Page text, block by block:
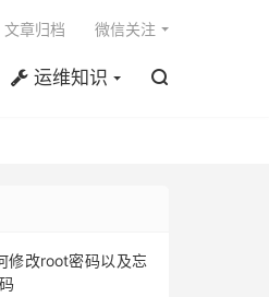
运维知识 
文章归档 微信关注
修改root密码以及忘